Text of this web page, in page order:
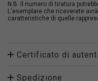
N.B. Il numero di tiratura
L'esemplare che riceverete
caratteristiche di quelle
Certificato di
Spedizione